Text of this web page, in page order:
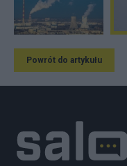
Powrót do artykułu